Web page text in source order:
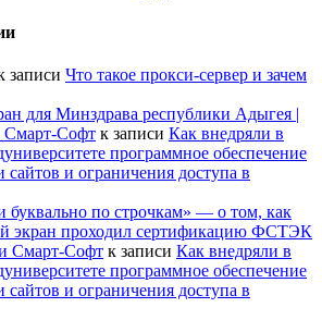
записи Что такое прокси-сервер и зачем
для Минздрава республики Адыгея |
Смарт-Софт к записи Как внедряли в
программное обеспечение
сайтов и ограничения доступа в
буквально по строчкам» — о том, как
экран проходил сертификацию ФСТЭК
Смарт-Софт к записи Как внедряли в
программное обеспечение
сайтов и ограничения доступа в